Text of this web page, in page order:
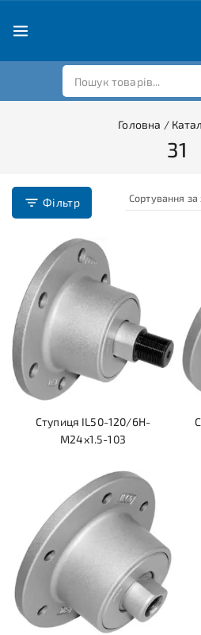
Головна /
31
Фільтр
Ступиця IL50-120/6H-
M24x1.5-103